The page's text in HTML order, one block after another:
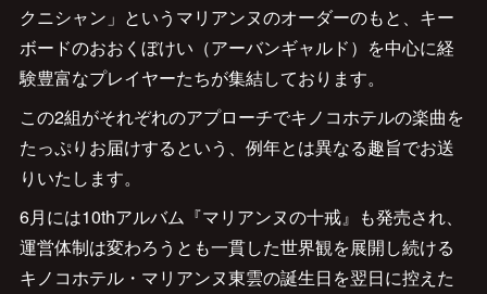
クニシャン」というマリアンヌのオーダーのもと、キー
ボードのおおくぼけい（アーバンギャルド）を中心に経
験豊富なプレイヤーたちが集結しております。
この2組がそれぞれのアプローチでキノコホテルの楽曲を
たっぷりお届けするという、例年とは異なる趣旨でお送
りいたします。
6月には10thアルバム『マリアンヌの十戒』も発売され、
運営体制は変わろうとも一貫した世界観を展開し続ける
キノコホテル・マリアンヌ東雲の誕生日を翌日に控えた